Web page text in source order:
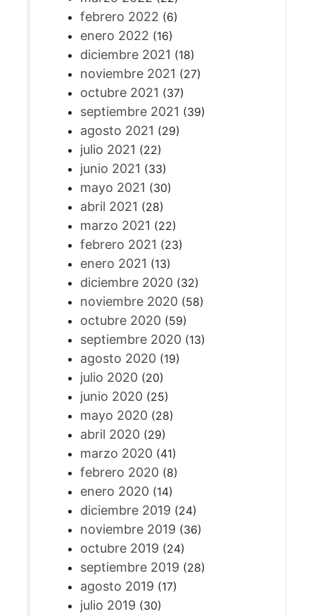
febrero 2022 (6)
enero 2022 (16)
diciembre 2021 (18)
noviembre 2021 (27)
octubre 2021 (37)
septiembre 2021 (39)
agosto 2021 (29)
julio 2021 (22)
junio 2021 (33)
mayo 2021 (30)
abril 2021 (28)
marzo 2021 (22)
febrero 2021 (23)
enero 2021 (13)
diciembre 2020(32)
noviembre 2020(58)
octubre 2020(59)
septiembre 2020(13)
agosto 2020(19)
julio 2020(20)
junio 2020(25)
mayo 2020(28)
abril 2020(29)
marzo 2020(41)
febrero 2020(8)
enero 2020(14)
diciembre 2019 (24)
noviembre 2019 (36)
octubre 2019 (24)
septiembre 2019 (28)
agosto 2019 (17)
julio 2019 (30)